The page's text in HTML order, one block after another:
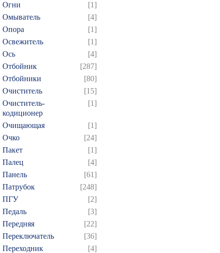
Огни
[1]
Омыватель
[4]
Опора
[1]
Освежитель
[1]
Ось
[4]
Отбойник
[287]
Отбойники
[80]
Очиститель
[15]
Очиститель-
кодиционер
[1]
Очищающая
[1]
Очко
[24]
Пакет
[1]
Палец
[4]
Панель
[61]
Патрубок
[248]
ПГУ
[2]
Педаль
[3]
Передняя
[22]
Переключатель
[36]
Переходник
[4]